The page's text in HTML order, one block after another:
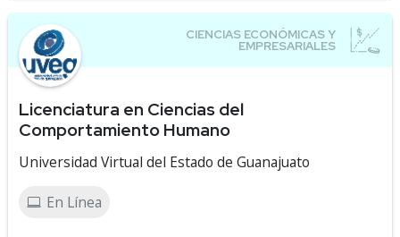
Licenciatura en Ciencias del
Comportamiento Humano
Universidad Virtual del Estado de Guanajuato
En Línea